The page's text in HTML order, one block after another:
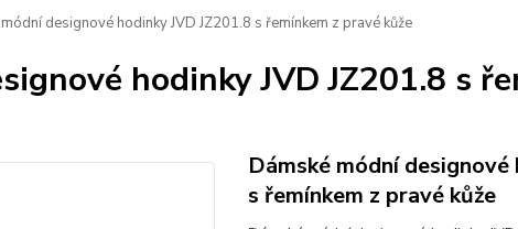
designové hodinky JVD JZ201.8 s řemínkem z pravé kůže
hodinky JVD JZ201.8 s
Dámské módní designové
s řemínkem z pravé kůže